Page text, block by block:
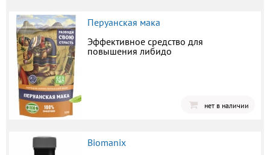
Перуанская мака
Эффективное средство для
повышения либидо
нет в наличии
Biomanix